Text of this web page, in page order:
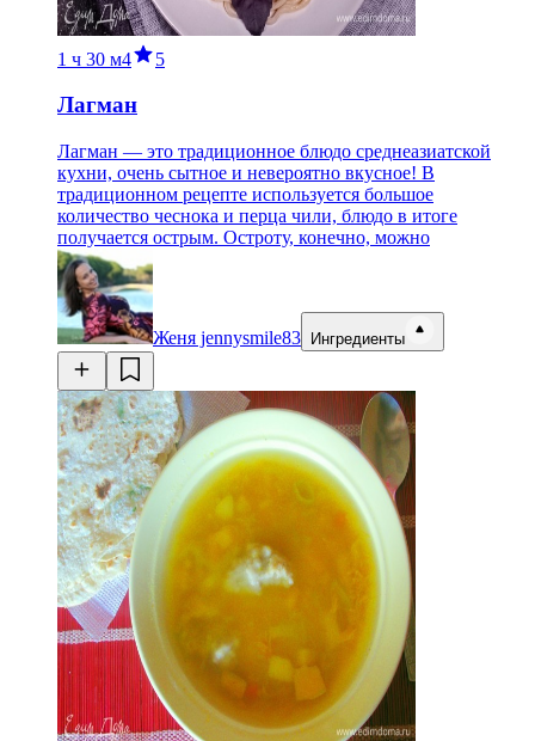
1 ч 30 м4 5
Лагман
Лагман — это традиционное блюдо среднеазиатской
кухни, очень сытное и невероятно вкусное! В
традиционном рецепте используется большое
количество чеснока и перца чили, блюдо в итоге
получается острым. Остроту, конечно, можно
Женя jennysmile83 Ингредиенты